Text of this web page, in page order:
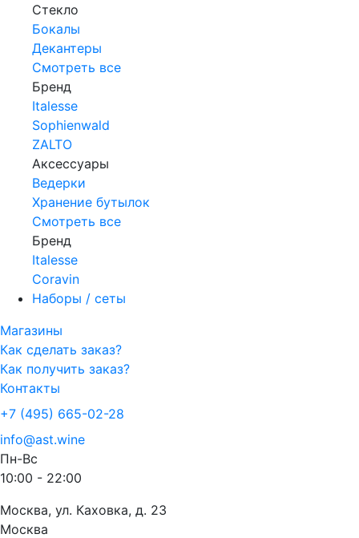
Стекло
Бокалы
Декантеры
Смотреть все
Бренд
Italesse
Sophienwald
ZALTO
Аксессуары
Ведерки
Хранение бутылок
Смотреть все
Бренд
Italesse
Coravin
Наборы / сеты
Магазины
Как сделать заказ?
Как получить заказ?
Контакты
+7 (495) 665-02-28
info@ast.wine
Пн-Вс
10:00 - 22:00
Москва, ул. Каховка, д. 23
Москва